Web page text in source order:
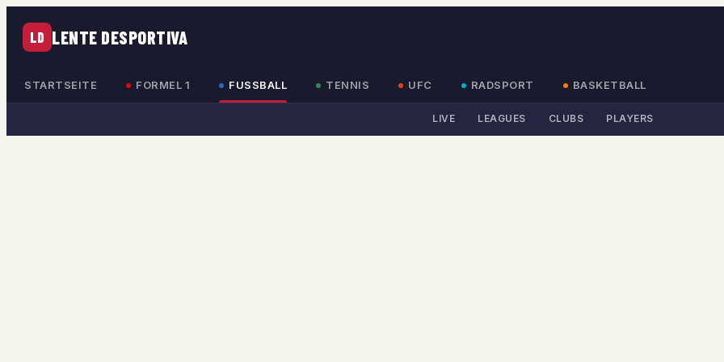
LD LENTE DESPORTIVA
STARTSEITE FORMEL 1 FUSSBALL TENNIS UFC RADSPORT BASKETBALL
LIVE LEAGUES CLUBS PLAYERS